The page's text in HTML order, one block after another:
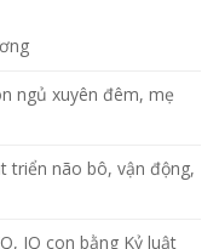
ngủ xuyên đêm, mẹ
triển não bô, vận động,
IQ con bằng Kỷ luật